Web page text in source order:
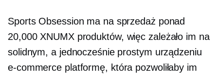
Sports Obsession ma na sprzedaż ponad
20,000 XNUMX produktów, więc zależało im na
solidnym, a jednocześnie prostym urządzeniu
e-commerce platformę, która pozwoliłaby im